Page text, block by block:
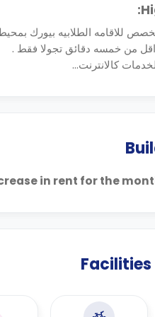
للاقامه الطلابيه بيورك
من خمسه دقائق تجولا فقط .
كالانترنت...
in rent for the
Facilities